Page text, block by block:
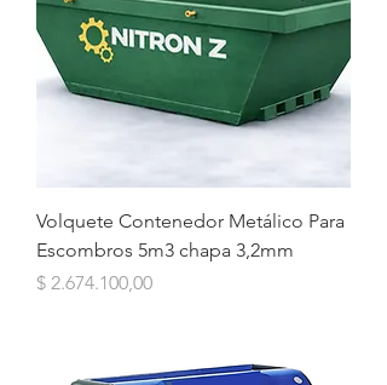
Volquete Contenedor Metálico Para
Escombros 5m3 chapa 3,2mm
Precio
$ 2.674.100,00